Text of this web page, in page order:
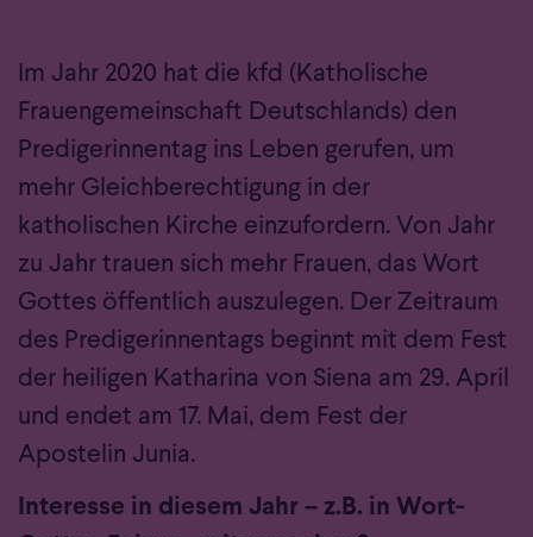
Im Jahr 2020 hat die kfd (Katholische
Frauengemeinschaft Deutschlands) den
Predigerinnentag ins Leben gerufen, um
mehr Gleichberechtigung in der
katholischen Kirche einzufordern. Von Jahr
zu Jahr trauen sich mehr Frauen, das Wort
Gottes öffentlich auszulegen. Der Zeitraum
des Predigerinnentags beginnt mit dem Fest
der heiligen Katharina von Siena am 29. April
und endet am 17. Mai, dem Fest der
Apostelin Junia.
Interesse in diesem Jahr – z.B. in Wort-